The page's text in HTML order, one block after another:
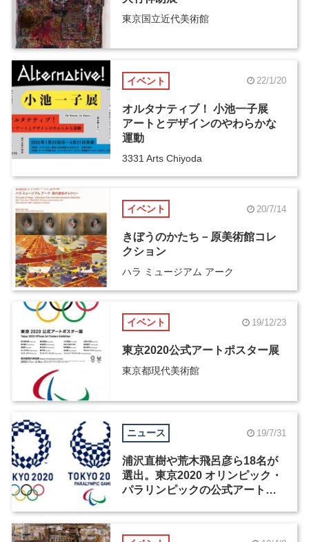
東京国立近代美術館
イベント 22/1/20
オルタナティブ！ 小池一子展
アートとデザインのやわらかな
運動
3331 Arts Chiyoda
イベント 20/7/14
きぼうのかたち－原美術館コレ
クション
ハラ ミュージアム アーク
イベント 19/12/23
東京2020公式アートポスター展
東京都現代美術館
ニュース 19/7/31
浦沢直樹や荒木飛呂彦ら18名が
選出。東京2020 オリンピック・
パラリンピックの公式アートポ